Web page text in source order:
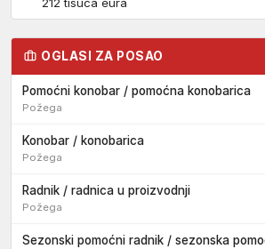
OGLASI ZA POSAO
Pomoćni konobar / pomoćna konobarica
Požega
Konobar / konobarica
Požega
Radnik / radnica u proizvodnji
Požega
Sezonski pomoćni radnik / sezonska